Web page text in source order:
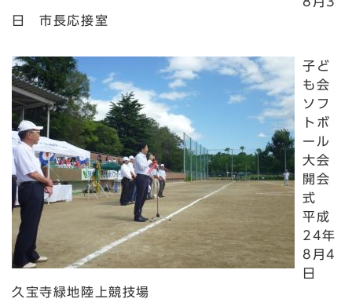
日 市長応接室
子ど
も会
ソフ
トボ
ール
大会
開会
式
平成
24年
8月4
日
久宝寺緑地陸上競技場